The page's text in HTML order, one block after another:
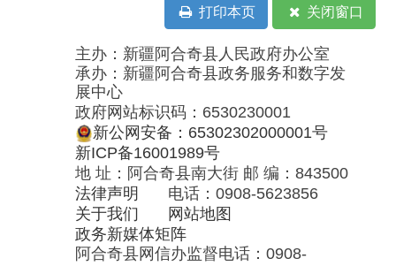
新ICP备16001989号
地 址：阿合奇县南大街 邮 编：843500
法律声明
电话：0908-5623856
关于我们
网站地图
政务新媒体矩阵
阿合奇县网信办监督电话：0908-
5620663